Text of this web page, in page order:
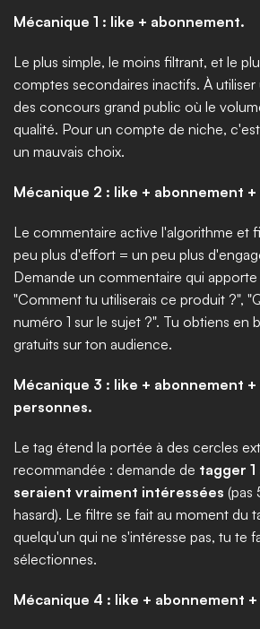
Mécanique 1 : like + abonnement.
Le plus simple, le moins filtrant, et le
comptes secondaires inactifs. À
des concours grand public où le
qualité. Pour un compte de niche,
un mauvais choix.
Mécanique 2 : like + abonnement
Le commentaire active l'algorithme et
peu plus d'effort = un peu plus
Demande un commentaire qui apporte
"Comment tu utiliserais ce produit ?",
numéro 1 sur le sujet ?". Tu obtiens en
gratuits sur ton audience.
Mécanique 3 : like + abonnement +
personnes.
Le tag étend la portée à des cercles
recommandée : demande de tagger 1
seraient vraiment intéressées (pas
hasard). Le filtre se fait au moment du
quelqu'un qui ne s'intéresse pas, tu te
sélectionnes.
Mécanique 4 : like + abonnement